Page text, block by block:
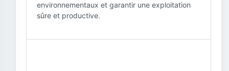
environnementaux et garantir une exploitation
sûre et productive.